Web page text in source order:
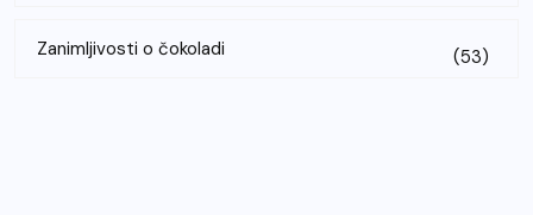
Zanimljivosti o čokoladi (53)